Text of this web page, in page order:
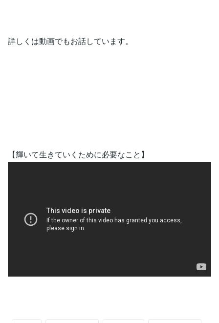
詳しくは動画でもお話しています。
【輝いて生きていくために必要なこと】